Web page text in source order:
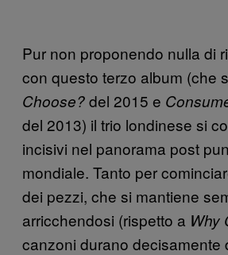
Pur non proponendo nulla di
con questo terzo album (che
Choose?del 2015 e
del 2013) il trio londinese si
incisivi nel panorama post
mondiale. Tanto per
dei pezzi, che si mantiene
arricchendosi (rispetto a Why
canzoni durano decisamente